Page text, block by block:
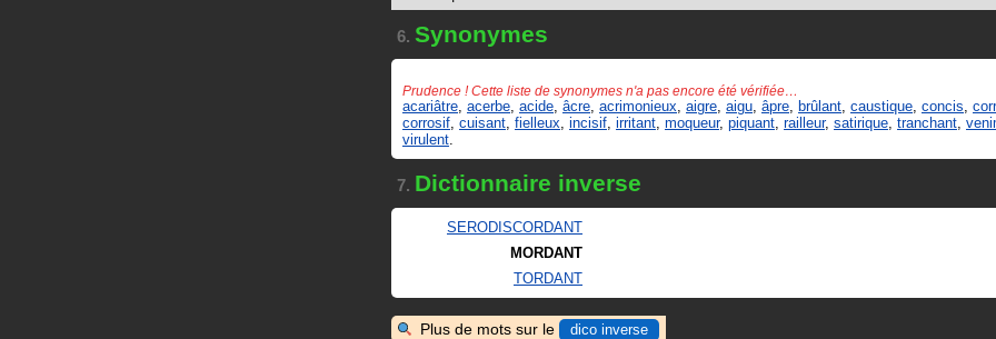
6. Synonymes
Prudence ! Cette liste de synonymes n'a pas encore été vérifiée…
acariâtre acerbe acide âcre acrimonieux aigre aigu âpre brûlant caustique concis
corrosif cuisant fielleux incisif irritant moqueur, piquant railleur, satirique tranchant
virulent
7. Dictionnaire inverse
SERODISCORDANT
MORDANT
TORDANT
Plus de mots sur le dico inverse